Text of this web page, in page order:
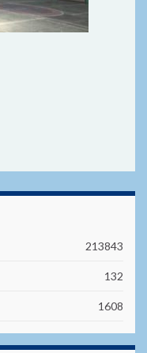
213843
132
1608